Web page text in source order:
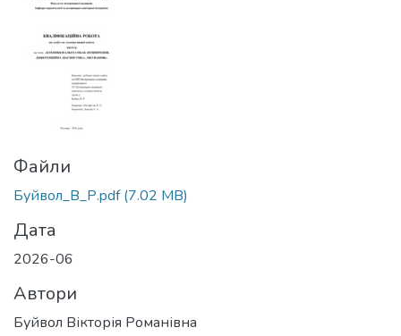
Файли
Буйвол_В_Р.pdf(7.02 MB)
Дата
2026-06
Автори
Буйвол Вікторія Романівна